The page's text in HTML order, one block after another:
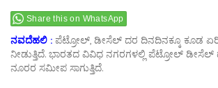
Share this on WhatsApp
ನವದೆಹಲಿ : ಪೆಟ್ರೋಲ್, ಡೀಸೆಲ್ ದರ ದಿನದಿನಕ್ಕೂ ಕೂಡ
ನೀಡುತ್ತಿದೆ. ಭಾರತದ ವಿವಿಧ ನಗರಗಳಲ್ಲಿ ಪೆಟ್ರೋಲ್ ಡೀಸೆಲ್
ನೂರರ ಸಮೀಪ ಸಾಗುತ್ತಿದೆ.